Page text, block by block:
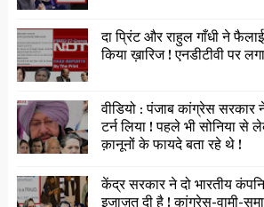
दा प्रिंट और राहुल गाँधी ने
किया ख़ारिज ! एनडीटीवी पर
वीडियो : पंजाब कांग्रेस सरकार
टर्न लिया ! पहले भी सोनिया से
क़ानूनों के फायदे बता रहे थे !
केंद्र सरकार ने दो भारतीय
इजाज़त दी है ! कांग्रेस-वामी-